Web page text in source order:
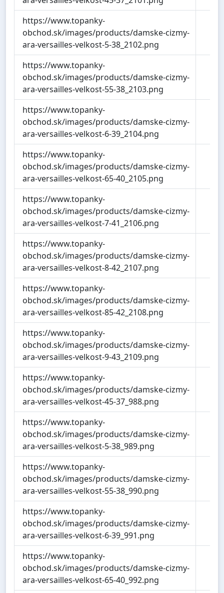
https://www.topanky-
obchod.sk/images/products/damske-cizmy-
ara-versailles-velkost-5-38_2102.png
https://www.topanky-
obchod.sk/images/products/damske-cizmy-
ara-versailles-velkost-55-38_2103.png
https://www.topanky-
obchod.sk/images/products/damske-cizmy-
ara-versailles-velkost-6-39_2104.png
https://www.topanky-
obchod.sk/images/products/damske-cizmy-
ara-versailles-velkost-65-40_2105.png
https://www.topanky-
obchod.sk/images/products/damske-cizmy-
ara-versailles-velkost-7-41_2106.png
https://www.topanky-
obchod.sk/images/products/damske-cizmy-
ara-versailles-velkost-8-42_2107.png
https://www.topanky-
obchod.sk/images/products/damske-cizmy-
ara-versailles-velkost-85-42_2108.png
https://www.topanky-
obchod.sk/images/products/damske-cizmy-
ara-versailles-velkost-9-43_2109.png
https://www.topanky-
obchod.sk/images/products/damske-cizmy-
ara-versailles-velkost-45-37_988.png
https://www.topanky-
obchod.sk/images/products/damske-cizmy-
ara-versailles-velkost-5-38_989.png
https://www.topanky-
obchod.sk/images/products/damske-cizmy-
ara-versailles-velkost-55-38_990.png
https://www.topanky-
obchod.sk/images/products/damske-cizmy-
ara-versailles-velkost-6-39_991.png
https://www.topanky-
obchod.sk/images/products/damske-cizmy-
ara-versailles-velkost-65-40_992.png